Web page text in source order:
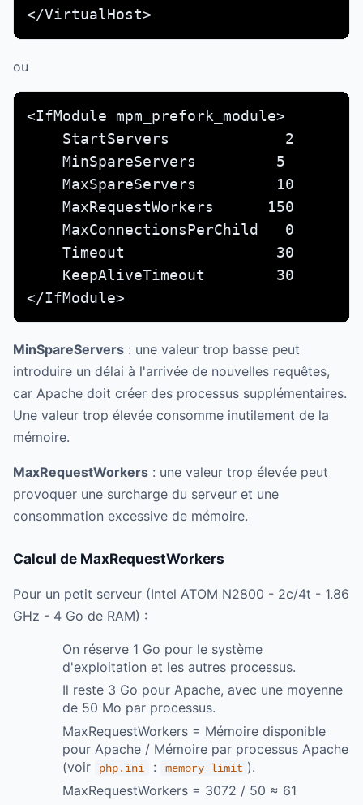
</VirtualHost>
ou
<IfModule mpm_prefork_module>
StartServers             2
MinSpareServers         5
MaxSpareServers         10
    MaxRequestWorkers      150
    MaxConnectionsPerChild   0
    Timeout                 30
    KeepAliveTimeout        30
</IfModule>
MinSpareServers : une valeur trop basse peut
introduire un délai à l'arrivée de nouvelles requêtes,
car Apache doit créer des processus supplémentaires.
Une valeur trop élevée consomme inutilement de la
mémoire.
MaxRequestWorkers : une valeur trop élevée peut
provoquer une surcharge du serveur et une
consommation excessive de mémoire.
Calcul de MaxRequestWorkers
Pour un petit serveur (Intel ATOM N2800 - 2c/4t - 1.86
GHz - 4 Go de RAM) :
On réserve 1 Go pour le système
d'exploitation et les autres processus.
Il reste 3 Go pour Apache, avec une moyenne
de 50 Mo par processus.
MaxRequestWorkers = Mémoire disponible
pour Apache / Mémoire par processus Apache
(voir
php.ini : memory_limit ).
MaxRequestWorkers = 3072 / 50 ≈ 61